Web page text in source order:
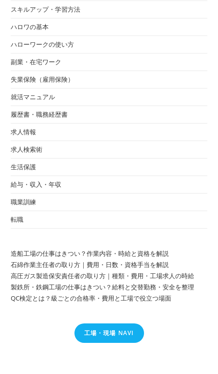
スキルアップ・学習方法
ハロワの基本
ハローワークの使い方
副業・在宅ワーク
失業保険（雇用保険）
就活マニュアル
履歴書・職務経歴書
求人情報
求人検索術
生活保護
給与・収入・年収
職業訓練
転職
造船工場の仕事はきつい？作業内容・時給と資格を解説
石綿作業主任者の取り方｜費用・日数・資格手当を解説
高圧ガス製造保安責任者の取り方｜種類・費用・工場求人の時給
製鉄所・鉄鋼工場の仕事はきつい？給料と交替勤務・安全を整理
QC検定とは？級ごとの合格率・費用と工場で役立つ場面
工場・現場 NAVI